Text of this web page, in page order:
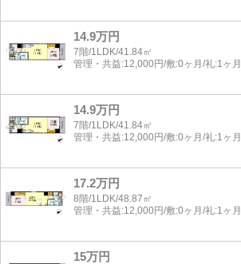
14.9万円
7階/1LDK/41.84㎡
管理・共益:12,000円/敷:0ヶ月/礼:1ヶ月
14.9万円
7階/1LDK/41.84㎡
管理・共益:12,000円/敷:0ヶ月/礼:1ヶ月
17.2万円
8階/1LDK/48.87㎡
管理・共益:12,000円/敷:0ヶ月/礼:1ヶ月
15万円